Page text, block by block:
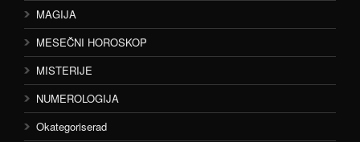
MAGIJA
MESEČNI HOROSKOP
MISTERIJE
NUMEROLOGIJA
Okategoriserad